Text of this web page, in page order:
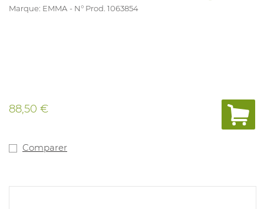
Marque: EMMA N° Prod. 1063854
88,50 €
Comparer